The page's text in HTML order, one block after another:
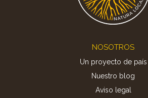
NOSOTROS
Un proyecto de país
Nuestro blog
Aviso legal